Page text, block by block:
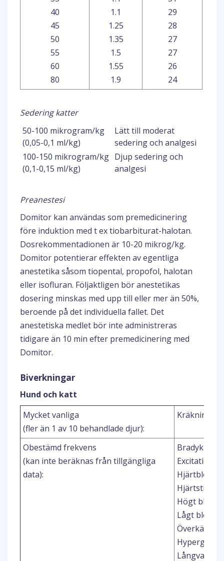
40
45
50
55
60
80
1.1
1.25
1.35
1.5
1.55
1.9
29
28
27
27
26
24
Sedering katter
50-100 mikrogram/kg
(0,05-0,1 ml/kg)
Lätt till moderat
sedering och analgesi
100-150 mikrogram/kg
(0,1-0,15 ml/kg)
Djup sedering och
analgesi
Preanestesi
Domitor kan användas som premedicinering
före induktion med t ex tiobarbiturat-halotan.
Dosrekommentadionen är 10-20 mikrog/kg.
Domitor potentierar effekten av egentliga
anestetika såsom tiopental, propofol, halotan
eller isofluran. Följaktligen bör anestetikas
dosering minskas med upp till eller mer än 50%,
beroende på det individuella fallet. Det
anestetiska medlet bör inte administreras
tidigare än 10 min efter premedicinering med
Domitor.
Biverkningar
Hund och katt
Mycket vanliga
(fler än 1 av 10 behandlade djur):
Kräkningar
Obestämd frekvens
(kan inte beräknas från tillgängliga
data):
Bradykardi
Excitation
Hjärtblock
Högt
Lågt
Långvarig